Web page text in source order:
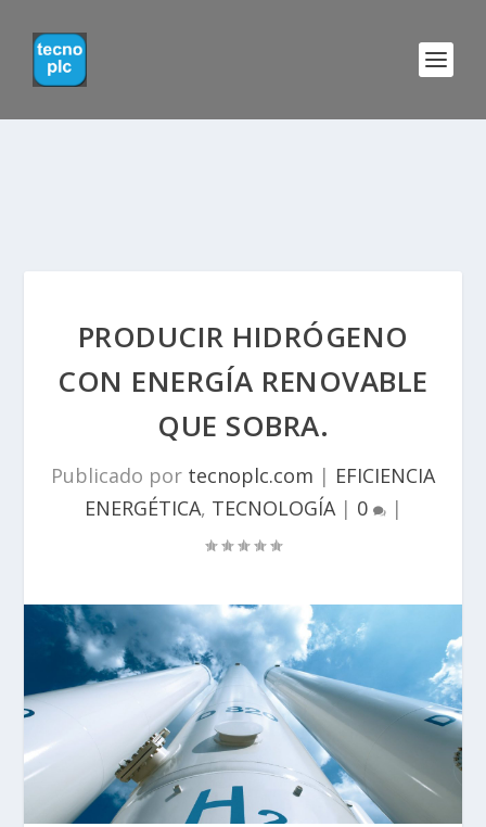
PRODUCIR HIDRÓGENO
CON ENERGÍA RENOVABLE
QUE SOBRA.
Publicado por tecnoplc.com | EFICIENCIA
ENERGÉTICA, TECNOLOGÍA| 0 |